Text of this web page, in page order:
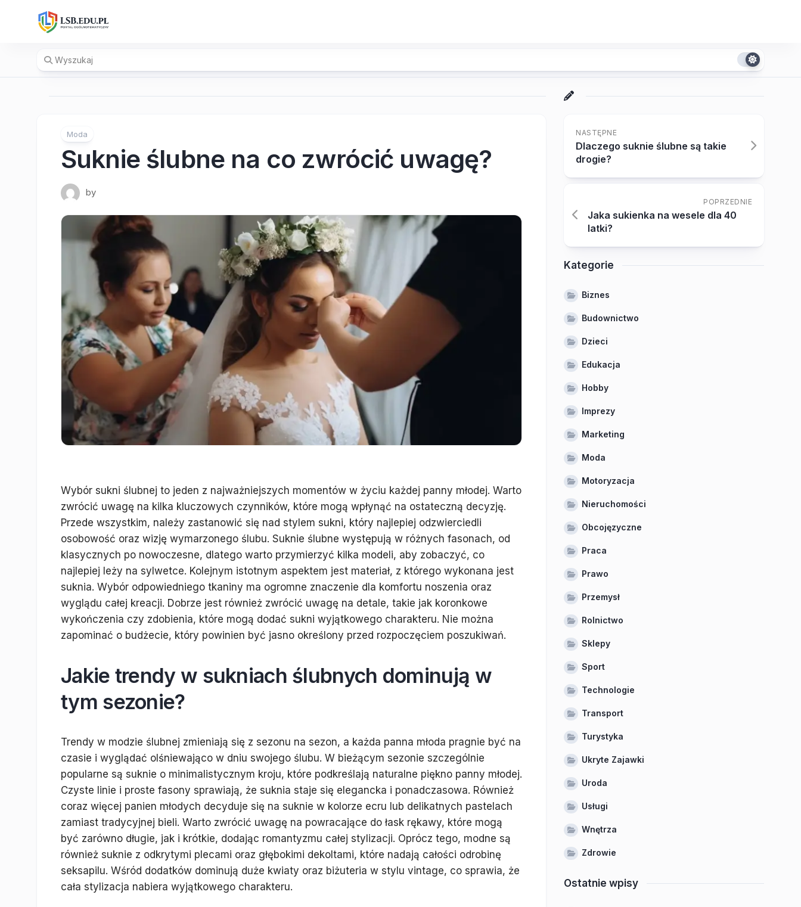
Moda
Suknie ślubne na co zwrócić uwagę?
by
Wybór sukni ślubnej to jeden z najważniejszych momentów w życiu każdej panny młodej. Warto
zwrócić uwagę na kilka kluczowych czynników, które mogą wpłynąć na ostateczną decyzję.
Przede wszystkim, należy zastanowić się nad stylem sukni, który najlepiej odzwierciedli
osobowość oraz wizję wymarzonego ślubu. Suknie ślubne występują w różnych fasonach, od
klasycznych po nowoczesne, dlatego warto przymierzyć kilka modeli, aby zobaczyć, co
najlepiej leży na sylwetce. Kolejnym istotnym aspektem jest materiał, z którego wykonana jest
suknia. Wybór odpowiedniego tkaniny ma ogromne znaczenie dla komfortu noszenia oraz
wyglądu całej kreacji. Dobrze jest również zwrócić uwagę na detale, takie jak koronkowe
wykończenia czy zdobienia, które mogą dodać sukni wyjątkowego charakteru. Nie można
zapominać o budżecie, który powinien być jasno określony przed rozpoczęciem poszukiwań.
Jakie trendy w sukniach ślubnych dominują w
tym sezonie?
Trendy w modzie ślubnej zmieniają się z sezonu na sezon, a każda panna młoda pragnie być na
czasie i wyglądać olśniewająco w dniu swojego ślubu. W bieżącym sezonie szczególnie
popularne są suknie o minimalistycznym kroju, które podkreślają naturalne piękno panny młodej.
Czyste linie i proste fasony sprawiają, że suknia staje się elegancka i ponadczasowa. Również
coraz więcej panien młodych decyduje się na suknie w kolorze ecru lub delikatnych pastelach
zamiast tradycyjnej bieli. Warto zwrócić uwagę na powracające do łask rękawy, które mogą
być zarówno długie, jak i krótkie, dodając romantyzmu całej stylizacji. Oprócz tego, modne są
również suknie z odkrytymi plecami oraz głębokimi dekoltami, które nadają całości odrobinę
seksapilu. Wśród dodatków dominują duże kwiaty oraz biżuteria w stylu vintage, co sprawia, że
cała stylizacja nabiera wyjątkowego charakteru.
NASTĘPNE
Dlaczego suknie ślubne są takie
drogie?
POPRZEDNIE
Jaka sukienka na wesele dla 40
latki?
Kategorie
Biznes
Budownictwo
Dzieci
Edukacja
Hobby
Imprezy
Marketing
Moda
Motoryzacja
Nieruchomości
Obcojęzyczne
Praca
Prawo
Przemysł
Rolnictwo
Sklepy
Sport
Technologie
Transport
Turystyka
Ukryte Zajawki
Uroda
Usługi
Wnętrza
Zdrowie
Ostatnie wpisy